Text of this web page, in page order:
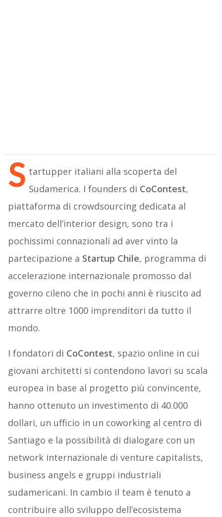
S tartupper italiani alla scoperta del
Sudamerica. I founders di CoContest,
piattaforma di crowdsourcing dedicata al
mercato dell’interior design, sono tra i
pochissimi connazionali ad aver vinto la
partecipazione a Startup Chile, programma di
accelerazione internazionale promosso dal
governo cileno che in pochi anni è riuscito ad
attrarre oltre 1000 imprenditori da tutto il
mondo.
I fondatori di CoContest, spazio online in cui
giovani architetti si contendono lavori su scala
europea in base al progetto più convincente,
hanno ottenuto un investimento di 40.000
dollari, un ufficio in un coworking al centro di
Santiago e la possibilità di dialogare con un
network internazionale di venture capitalists,
business angels e gruppi industriali
sudamericani. In cambio il team è tenuto a
contribuire allo sviluppo dell’ecosistema